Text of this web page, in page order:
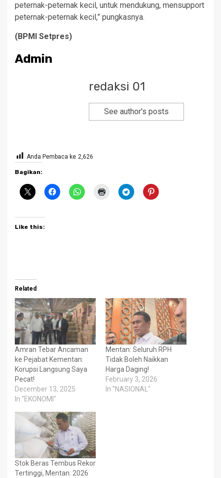
peternak-peternak kecil, untuk mendukung, mensupport
peternak-peternak kecil,” pungkasnya.
(BPMI Setpres)
Admin
redaksi 01
See author's posts
Anda Pembaca ke 2,626
Bagikan:
Like this:
Related
Amran Tebar Ancaman
ke Pejabat Kementan:
Korupsi Langsung Saya
Pecat!
December 13, 2025
In "EKONOMI"
Mentan: Seluruh RPH
Tidak Boleh Naikkan
Harga Daging!
February 3, 2026
In "NASIONAL"
Stok Beras Tembus Rekor
Tertinggi, Mentan: 2026